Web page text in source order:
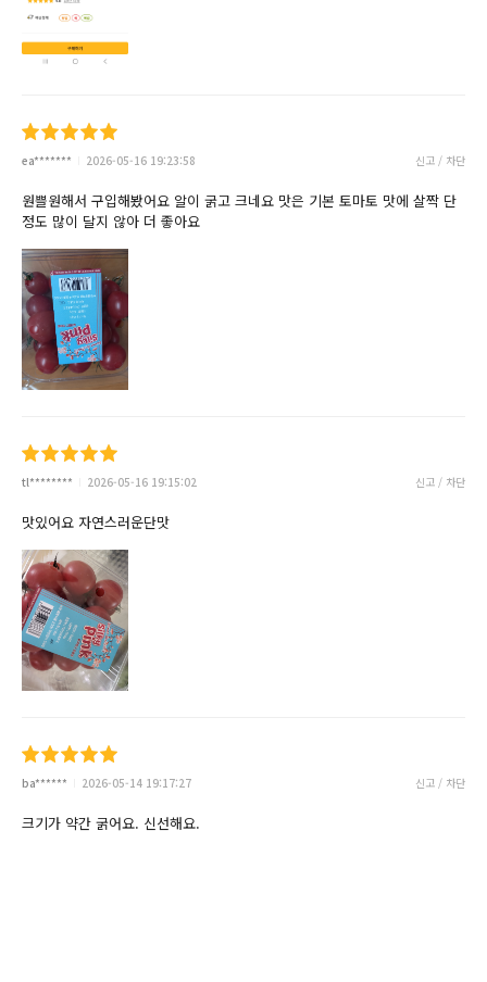
ea******* 2026-05-16 19:23:58 신고 / 차단
원쁠원해서 구입해봤어요 알이 굵고 크네요 맛은 기본 토마토 맛에 살짝 단
정도 많이 달지 않아 더 좋아요
tl******** 2026-05-16 19:15:02 신고 / 차단
맛있어요 자연스러운단맛
ba****** 2026-05-14 19:17:27 신고 / 차단
크기가 약간 굵어요. 신선해요.